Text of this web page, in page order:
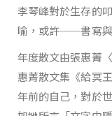
李琴峰對於生存的
喻，或許──書寫與
年度散文由張惠菁
惠菁散文集《給冥
年前的自己，對於